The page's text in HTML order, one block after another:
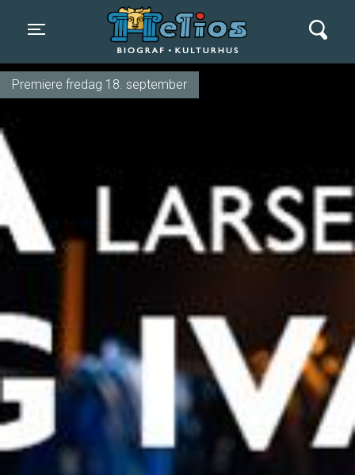
Toggle navigation
Helios Biograf og Kulturhus
Premiere fredag 18. september